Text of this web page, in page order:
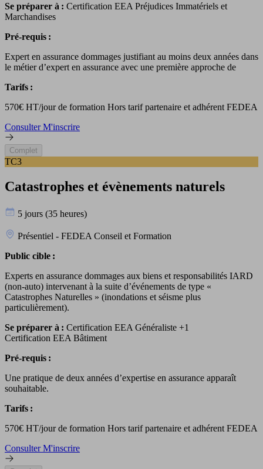
Se préparer à : Certification EEA Préjudices Immatériels et
Marchandises
Pré-requis :
Expert en assurance dommages justifiant au moins deux années dans
le métier d’expert en assurance avec une première approche de
Tarifs :
570€ HT/jour de formation Hors tarif partenaire et adhérent FEDEA
ConsulterM'inscrire
Complet
TC3
Catastrophes et évènements naturels
5 jours (35 heures)
Présentiel - FEDEA Conseil et Formation
Public cible :
Experts en assurance dommages aux biens et responsabilités IARD
(non-auto) intervenant à la suite d’événements de type «
Catastrophes Naturelles » (inondations et séisme plus
particulièrement).
Se préparer à : Certification EEA Généraliste +1
Certification EEA Bâtiment
Pré-requis :
Une pratique de deux années d’expertise en assurance apparaît
souhaitable.
Tarifs :
570€ HT/jour de formation Hors tarif partenaire et adhérent FEDEA
ConsulterM'inscrire